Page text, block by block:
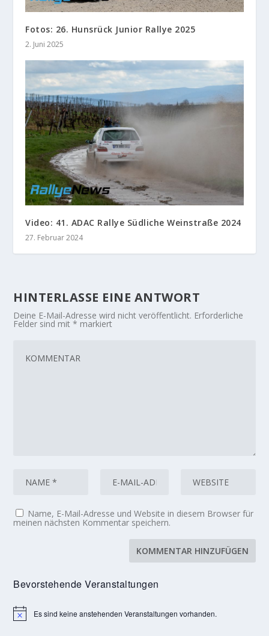
Fotos: 26. Hunsrück Junior Rallye 2025
2. Juni 2025
Video: 41. ADAC Rallye Südliche Weinstraße 2024
27. Februar 2024
HINTERLASSE EINE ANTWORT
Deine E-Mail-Adresse wird nicht veröffentlicht. Erforderliche
Felder sind mit* markiert
Name, E-Mail-Adresse und Website in diesem Browser für
meinen nächsten Kommentar speichern.
Bevorstehende Veranstaltungen
HinweisEs sind keine anstehenden Veranstaltungen vorhanden.